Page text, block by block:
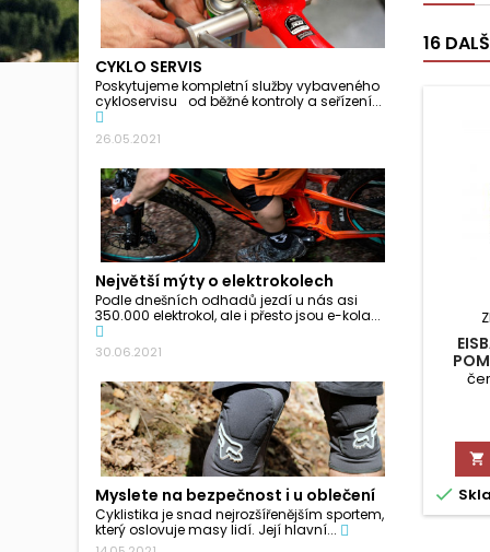
CYKLO SERVIS
Poskytujeme kompletní služby vybaveného
cykloservisu od běžné kontroly a seřízení...
26.05.2021
Největší mýty o elektrokolech
Podle dnešních odhadů jezdí u nás asi
350.000 elektrokol, ale i přesto jsou e-kola...
30.06.2021
Myslete na bezpečnost i u oblečení
Cyklistika je snad nejrozšířenějším sportem,
který oslovuje masy lidí. Její hlavní...
16

